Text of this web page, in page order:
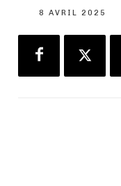
8 AVRIL 2025